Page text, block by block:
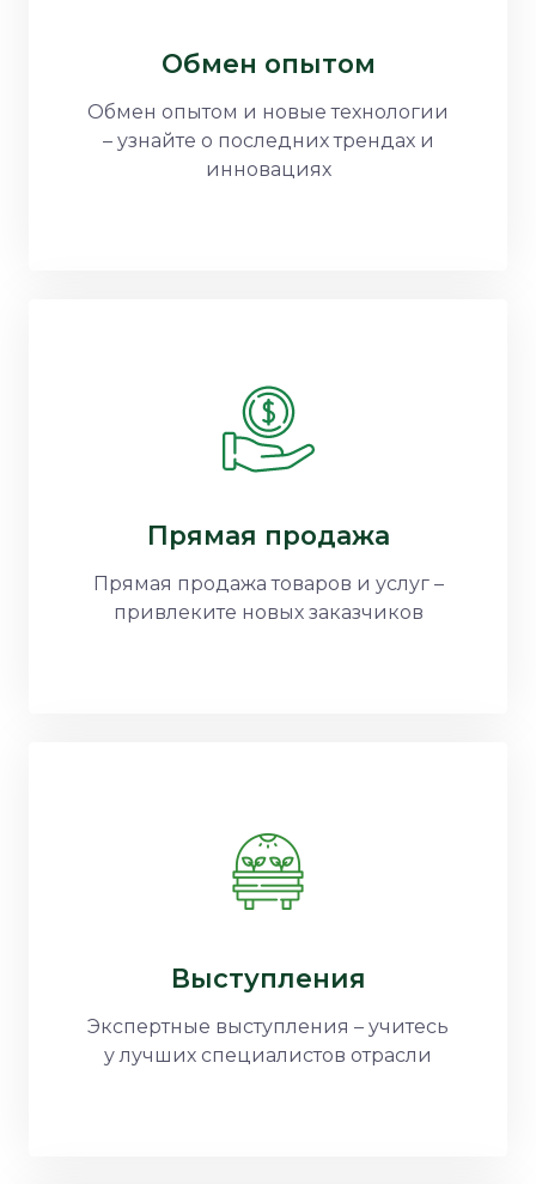
Обмен опытом
Обмен опытом и новые технологии
– узнайте о последних трендах и
инновациях
Прямая продажа
Прямая продажа товаров и услуг –
привлеките новых заказчиков
Выступления
Экспертные выступления – учитесь
у лучших специалистов отрасли